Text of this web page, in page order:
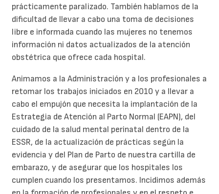
prácticamente paralizado. También hablamos de la
dificultad de llevar a cabo una toma de decisiones
libre e informada cuando las mujeres no tenemos
información ni datos actualizados de la atención
obstétrica que ofrece cada hospital.
Animamos a la Administración y a los profesionales a
retomar los trabajos iniciados en 2010 y a llevar a
cabo el empujón que necesita la implantación de la
Estrategia de Atención al Parto Normal (EAPN), del
cuidado de la salud mental perinatal dentro de la
ESSR, de la actualización de prácticas según la
evidencia y del Plan de Parto de nuestra cartilla de
embarazo, y de asegurar que los hospitales los
cumplen cuando los presentamos. Incidimos además